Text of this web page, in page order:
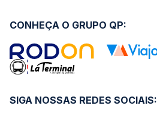
SIGA NOSSAS REDES SOCIAIS:
CONHEÇA O GRUPO QP: